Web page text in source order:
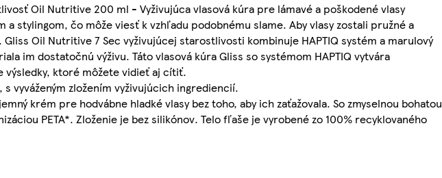
Oil Nutritive 200 ml - Vyživujúca vlasová kúra pre lámavé a poškodené vlasy
a stylingom, čo môže viesť k vzhľadu podobnému slame. Aby vlasy zostali pružné a
Oil Nutritive 7 Sec vyživujúcej starostlivosti kombinuje HAPTIQ systém a marulový
im dostatočnú výživu. Táto vlasová kúra Gliss so systémom HAPTIQ vytvára
výsledky, ktoré môžete vidieť aj cítiť.
vyváženým zložením vyživujúcich ingrediencií.
krém pre hodvábne hladké vlasy bez toho, aby ich zaťažovala. So zmyselnou bohatou
PETA*. Zloženie je bez silikónov. Telo fľaše je vyrobené zo 100% recyklovaného